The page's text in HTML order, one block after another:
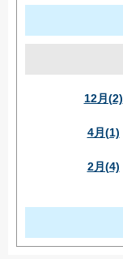
12月(2)
4月(1)
2月(4)